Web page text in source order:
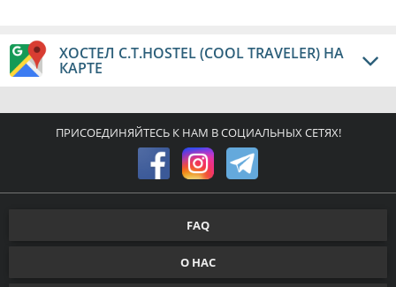
ХОСТЕЛ C.T.HOSTEL (COOL TRAVELER) НА
КАРТЕ
ПРИСОЕДИНЯЙТЕСЬ К НАМ В СОЦИАЛЬНЫХ СЕТЯХ!
FAQ
О НАС